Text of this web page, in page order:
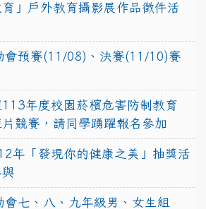
育」戶外教育攝影展作品徵件活
會預賽(11/08)、決賽(11/10)賽
年度校園菸檳危害防制教育
片競賽，請同學踴躍報名參加
年「發現你的健康之美」抽獎活
七、八、九年級男、女生組